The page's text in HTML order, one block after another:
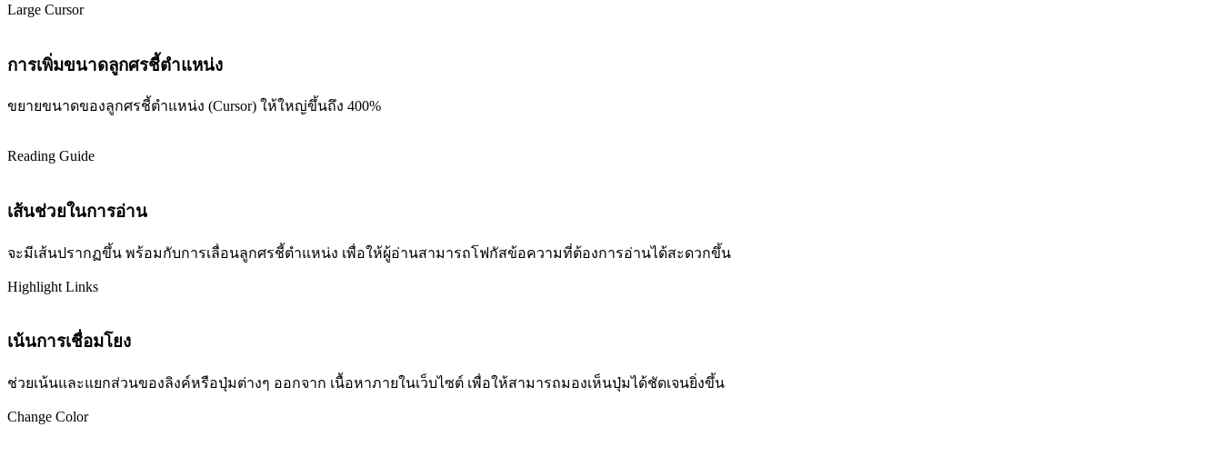
Large Cursor
การเพิ่มขนาดลูกศรชี้ตำแหน่ง
ขยายขนาดของลูกศรชี้ตำแหน่ง (Cursor) ให้ใหญ่ขึ้นถึง 400%
Reading Guide
เส้นช่วยในการอ่าน
จะมีเส้นปรากฏขึ้น พร้อมกับการเลื่อนลูกศรชี้ตำแหน่ง เพื่อให้ผู้อ่านสามารถโฟกัสข้อความที่ต้องการอ่านได้สะดวกขึ้น
Highlight Links
เน้นการเชื่อมโยง
ช่วยเน้นและแยกส่วนของลิงค์หรือปุ่มต่างๆ ออกจาก เนื้อหาภายในเว็บไซต์ เพื่อให้สามารถมองเห็นปุ่มได้ชัดเจนยิ่งขึ้น
Change Color